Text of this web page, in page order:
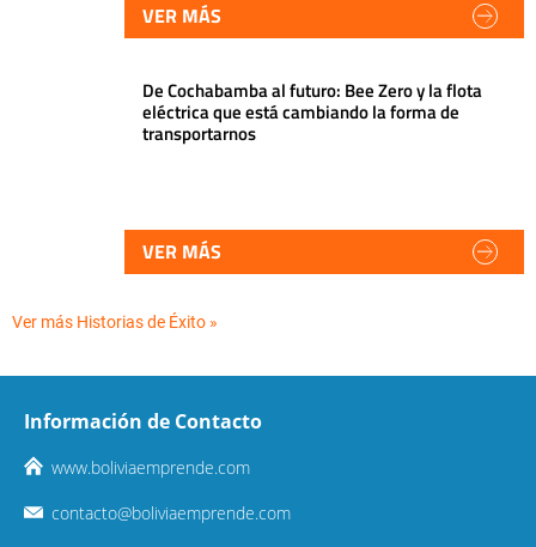
VER MÁS
De Cochabamba al futuro: Bee Zero y la flota
eléctrica que está cambiando la forma de
transportarnos
VER MÁS
Ver más Historias de Éxito »
Información de Contacto
www.boliviaemprende.com
contacto@boliviaemprende.com